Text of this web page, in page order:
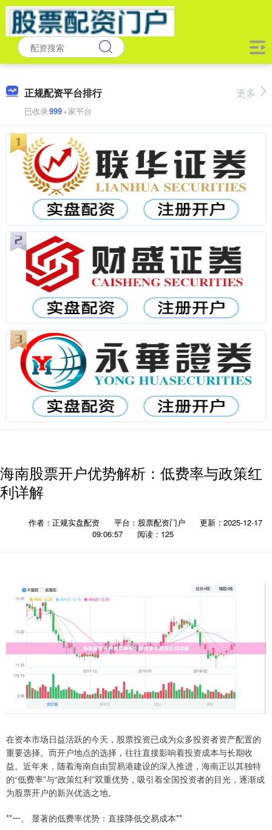
正规配资平台排行
已收录999+家平台
更多
海南股票开户优势解析：低费率与政策红
利详解
作者：正规实盘配资 平台：股票配资门户
更新：2025-12-17
09:06:57
阅读：125
在资本市场日益活跃的今天，股票投资已成为众多投资者资产配置的
重要选择。而开户地点的选择，往往直接影响着投资成本与长期收
益。近年来，随着海南自由贸易港建设的深入推进，海南正以其独特
的“低费率”与“政策红利”双重优势，吸引着全国投资者的目光，逐渐成
为股票开户的新兴优选之地。
**一、 显著的低费率优势：直接降低交易成本**